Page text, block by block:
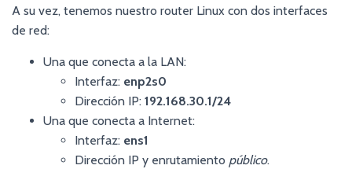
A su vez, tenemos nuestro router Linux con dos interfaces
de red:
Una que conecta a la LAN:
Interfaz: enp2s0
Dirección IP: 192.168.30.1/24
Una que conecta a Internet:
Interfaz: ens1
Dirección IP y enrutamiento público.